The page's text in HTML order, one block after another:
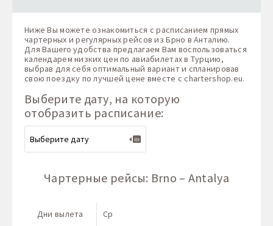
Ниже Вы можете ознакомиться с расписанием прямых
чартерных и регулярных рейсов из Брно в Анталию.
Для Вашего удобства предлагаем Вам воспользоваться
календарем низких цен по авиабилетах в Турцию,
выбрав для себя оптимальный вариант и спланировав
свою поездку по лучшей цене вместе сchartershop.eu.
Выберите дату, на которую
отобразить расписание:
Чартерные рейсы: Brno – Antalya
Дни вылета
Ср